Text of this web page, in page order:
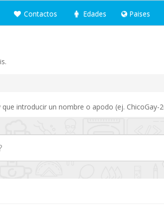
Contactos Edades Paises
introducir un nombre o apodo (ej. ChicoGay-